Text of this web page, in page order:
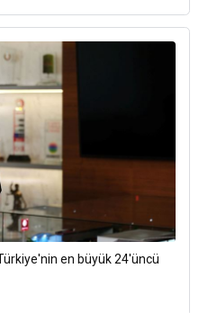
en büyük 24'üncü